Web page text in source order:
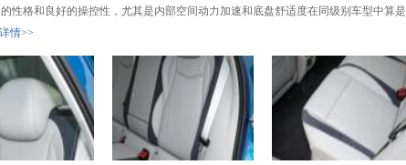
性格和良好的操控性，尤其是内部空间动力加速和底盘舒适度在同级别车型中算是
详情>>